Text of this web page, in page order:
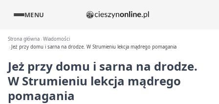
MENU
Strona główna Wiadomości
Jeż przy domu i sarna na drodze. W Strumieniu lekcja mądrego pomagania
Jeż przy domu i sarna na drodze.
W Strumieniu lekcja mądrego
pomagania